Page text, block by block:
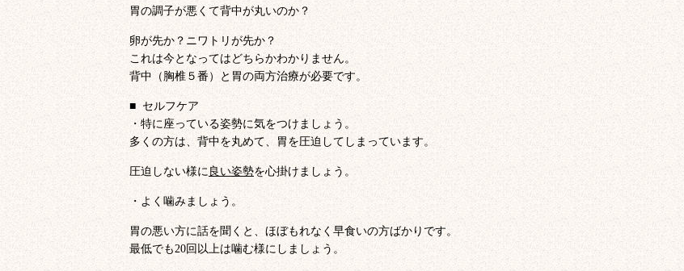
胃の調子が悪くて背中が丸いのか？
卵が先か？ニワトリが先か？
これは今となってはどちらかわかりません。
背中（胸椎５番）と胃の両方治療が必要です。
■ セルフケア
・特に座っている姿勢に気をつけましょう。
多くの方は、背中を丸めて、胃を圧迫してしまっています。
圧迫しない様に 良い姿勢を心掛けましょう。
・よく噛みましょう。
胃の悪い方に話を聞くと、ほぼもれなく早食いの方ばかりです。
最低でも20回以上は噛む様にしましょう。